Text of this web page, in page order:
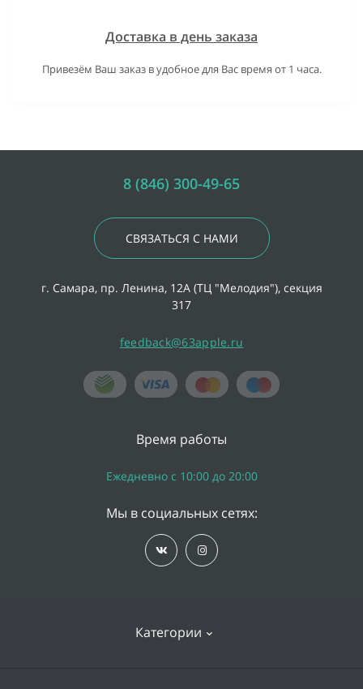
Доставка в день заказа
Привезём Ваш заказ в удобное для Вас время от 1 часа.
8 (846) 300-49-65
СВЯЗАТЬСЯ С НАМИ
г. Самара, пр. Ленина, 12А (ТЦ "Мелодия"), секция
317
feedback@63apple.ru
Категории
Время работы
Ежедневно с 10:00 до 20:00
Мы в социальных сетях: